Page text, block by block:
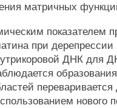
матричных
показателем
при
ДНК для
переваривается
нового